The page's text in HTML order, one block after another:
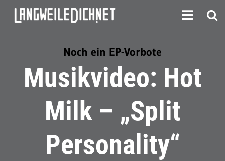
Noch ein EP-Vorbote
Musikvideo: Hot
Milk – „Split
Personality“